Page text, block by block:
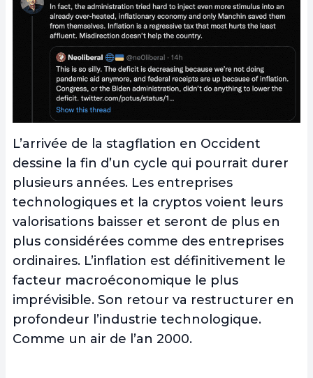
L’arrivée de la stagflation en Occident
dessine la fin d’un cycle qui pourrait durer
plusieurs années. Les entreprises
technologiques et la cryptos voient leurs
valorisations baisser et seront de plus en
plus considérées comme des entreprises
ordinaires. L’inflation est définitivement le
facteur macroéconomique le plus
imprévisible. Son retour va restructurer en
profondeur l’industrie technologique.
Comme un air de l’an 2000.